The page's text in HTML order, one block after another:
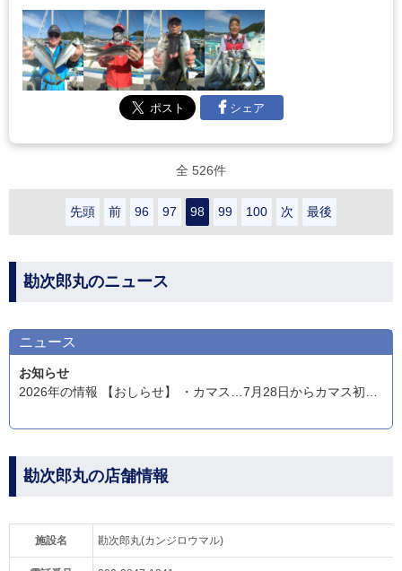
シェア
全 526件
先頭 前 96 97 98 99 100 次 最後
勘次郎丸のニュース
ニュース
お知らせ
2026年の情報 【おしらせ】 ・カマス…7月28日からカマス初めました!出船時間5時になります。4時集合、受付けしてください。お待ちしてます。 ・深場に行きます。電動リールをお願いします。電動がある方は持ってきてください。
勘次郎丸の店舗情報
施設名 勘次郎丸(カンジロウマル)